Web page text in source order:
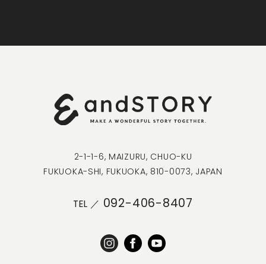
2-1-1-6, MAIZURU, CHUO-KU
FUKUOKA-SHI, FUKUOKA, 810-0073, JAPAN
TEL ／ 092-406-8407